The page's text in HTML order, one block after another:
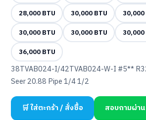
28,000 BTU
30,000 BTU
30,000
30,000 BTU
30,000 BTU
30,000
36,000 BTU
38TVAB024-I/42TVAB024-W-I #5**
Seer 20.88 Pipe 1/4 1/2
🛒 ใส่ตะกร้า / สั่งซื้อ สอบถามผ่า